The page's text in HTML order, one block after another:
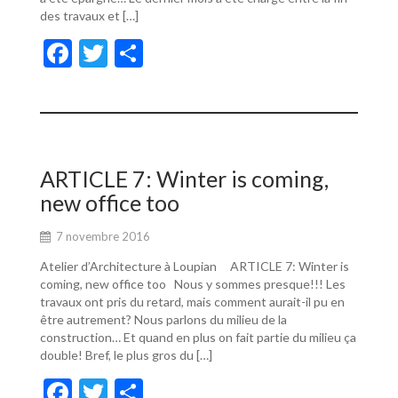
des travaux et […]
F
e
o
o
k
T
itt ta
er
ARTICLE 7: Winter is coming,
new office too
7 novembre 2016
Atelier d’Architecture à Loupian ARTICLE 7: Winter is
coming, new office too Nous y sommes presque!!! Les
travaux ont pris du retard, mais comment aurait-il pu en
être autrement? Nous parlons du milieu de la
construction… Et quand en plus on fait partie du milieu ça
double! Bref, le plus gros du […]